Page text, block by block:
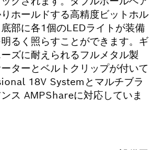
ホールドする高精度ビットホル
部に各1個のLEDライトが装備
るく照らすことができます。ギ
ズに耐えられるフルメタル製
ターとベルトクリップが付いて
18V Systemとマルチブラ
ス AMPShareに対応していま